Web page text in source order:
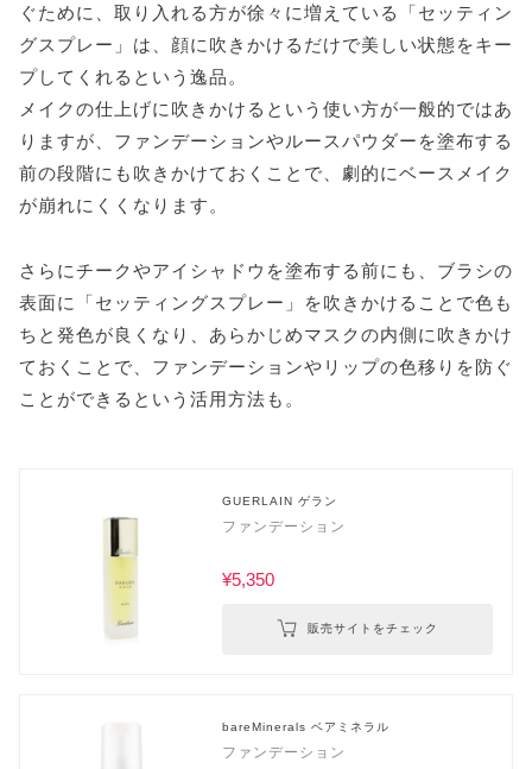
ぐために、取り入れる方が徐々に増えている「セッティン
グスプレー」は、顔に吹きかけるだけで美しい状態をキー
プしてくれるという逸品。
メイクの仕上げに吹きかけるという使い方が一般的ではあ
りますが、ファンデーションやルースパウダーを塗布する
前の段階にも吹きかけておくことで、劇的にベースメイク
が崩れにくくなります。
さらにチークやアイシャドウを塗布する前にも、ブラシの
表面に「セッティングスプレー」を吹きかけることで色も
ちと発色が良くなり、あらかじめマスクの内側に吹きかけ
ておくことで、ファンデーションやリップの色移りを防ぐ
ことができるという活用方法も。
GUERLAIN ゲラン
ファンデーション
¥5,350
販売サイトをチェック
bareMinerals ベアミネラル
ファンデーション